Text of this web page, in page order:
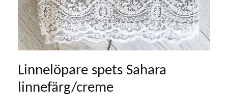
Linnelöpare spets Sahara
linnefärg/creme